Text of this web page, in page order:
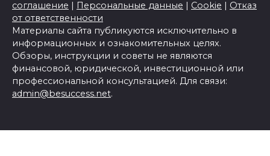
соглашение
Персональные данные Cookie
Отказ
от ответственности
Материалы сайта публикуются исключительно в
информационных и ознакомительных целях.
Обзоры, инструкции и советы не являются
финансовой, юридической, инвестиционной или
профессиональной консультацией. Для связи:
admin@besuccess.net.